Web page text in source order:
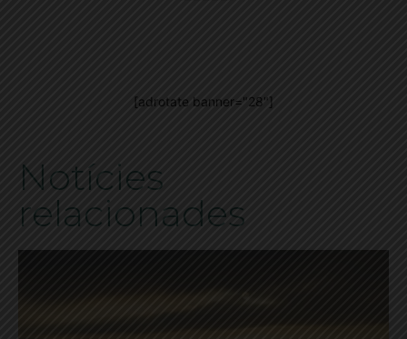
[adrotate banner="28"]
Notícies
relacionades